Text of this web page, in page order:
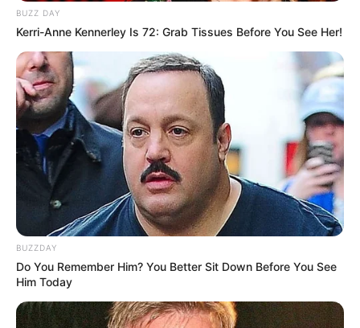
BUZZ DAY
Kerri-Anne Kennerley Is 72: Grab Tissues Before You See Her!
BUZZDAY
Do You Remember Him? You Better Sit Down Before You See
Him Today